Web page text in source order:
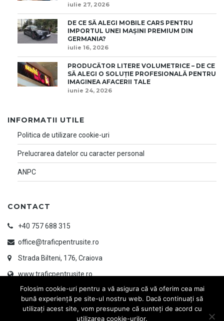
iulie 27, 2026
DE CE SĂ ALEGI MOBILE CARS PENTRU
IMPORTUL UNEI MAȘINI PREMIUM DIN
GERMANIA?
iulie 16, 2026
PRODUCĂTOR LITERE VOLUMETRICE – DE CE
SĂ ALEGI O SOLUȚIE PROFESIONALĂ PENTRU
IMAGINEA AFACERII TALE
iunie 24, 2026
INFORMATII UTILE
Politica de utilizare cookie-uri
Prelucrarea datelor cu caracter personal
ANPC
CONTACT
+40 757 688 315
office@traficpentrusite.ro
Strada Bilteni, 176, Craiova
www.traficpentrusite.ro
Folosim cookie-uri pentru a vă asigura că vă oferim cea mai
bună experiență pe site-ul nostru web. Dacă continuați să
utilizați acest site, vom presupune că sunteți de acord cu
utilizarea cookie-urilor.